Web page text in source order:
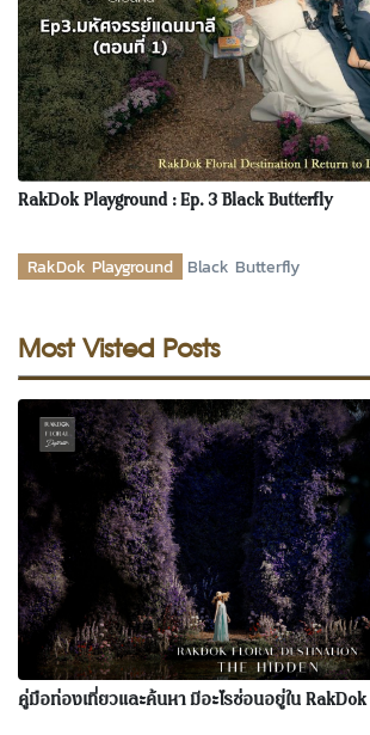
RakDok Playground : Ep. 3 Black Butterfly
RakDok Playground Black Butterfly
Most Visted Posts
คู่มือท่องเที่ยวและค้นหา มีอะไรซ่อนอยู่ใน RakDok